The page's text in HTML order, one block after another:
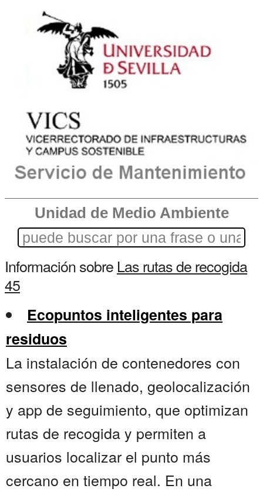
Unidad de Medio Ambiente
Información sobre Las rutas de recogida
45
Ecopuntos inteligentes para
residuos
La instalación de contenedores con
sensores de llenado, geolocalización
y app de seguimiento, que optimizan
rutas de recogida y permiten a
usuarios localizar el punto más
cercano en tiempo real. En una